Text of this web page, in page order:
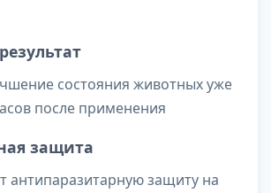
состояния животных уже
после применения
защита
антипаразитарную защиту на